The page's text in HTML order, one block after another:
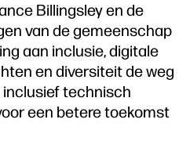
Billingsley en de
van de gemeenschap
aan inclusie, digitale
en diversiteit de weg
inclusief technisch
een betere toekomst